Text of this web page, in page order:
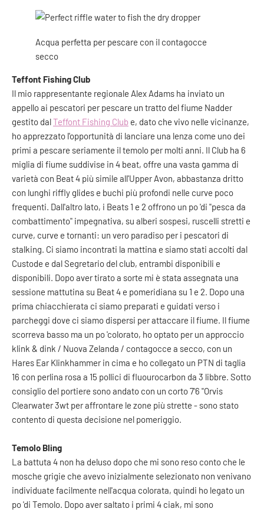
Acqua perfetta per pescare con il contagocce
secco
Teffont Fishing Club
Il mio rappresentante regionale Alex Adams ha inviato un
appello ai pescatori per pescare un tratto del fiume Nadder
gestito dalTeffont Fishing Club e, dato che vivo nelle vicinanze,
ho apprezzato l'opportunità di lanciare una lenza come uno dei
primi a pescare seriamente il temolo per molti anni. Il Club ha 6
miglia di fiume suddivise in 4 beat, offre una vasta gamma di
varietà con Beat 4 più simile all'Upper Avon, abbastanza dritto
con lunghi riffly glides e buchi più profondi nelle curve poco
frequenti. Dall'altro lato, i Beats 1 e 2 offrono un po 'di "pesca da
combattimento" impegnativa, su alberi sospesi, ruscelli stretti e
curve, curve e tornanti: un vero paradiso per i pescatori di
stalking. Ci siamo incontrati la mattina e siamo stati accolti dal
Custode e dal Segretario del club, entrambi disponibili e
disponibili. Dopo aver tirato a sorte mi è stata assegnata una
sessione mattutina su Beat 4 e pomeridiana su 1 e 2. Dopo una
prima chiacchierata ci siamo preparati e guidati verso i
parcheggi dove ci siamo dispersi per attaccare il fiume. Il fiume
scorreva basso ma un po 'colorato, ho optato per un approccio
klink & dink / Nuova Zelanda / contagocce a secco, con un
Hares Ear Klinkhammer in cima e ho collegato un PTN di taglia
16 con perlina rosa a 15 pollici di fluourocarbon da 3 libbre. Sotto
consiglio del portiere sono andato con un corto 7'6 "Orvis
Clearwater 3wt per affrontare le zone più strette - sono stato
contento di questa decisione nel pomeriggio.
Temolo Bling
La battuta 4 non ha deluso dopo che mi sono reso conto che le
mosche grigie che avevo inizialmente selezionato non venivano
individuate facilmente nell'acqua colorata, quindi ho legato un
po 'di Temolo. Dopo aver saltato i primi 4 ciak, mi sono